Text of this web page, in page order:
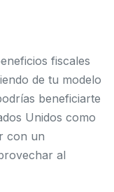
fiscales
de tu modelo
beneficiarte
Unidos como
con un
al